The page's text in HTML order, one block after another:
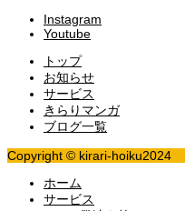
Instagram
Youtube
トップ
お知らせ
サービス
きらりマンガ
ブログ一覧
Copyright © kirari-hoiku2024
ホーム
サービス